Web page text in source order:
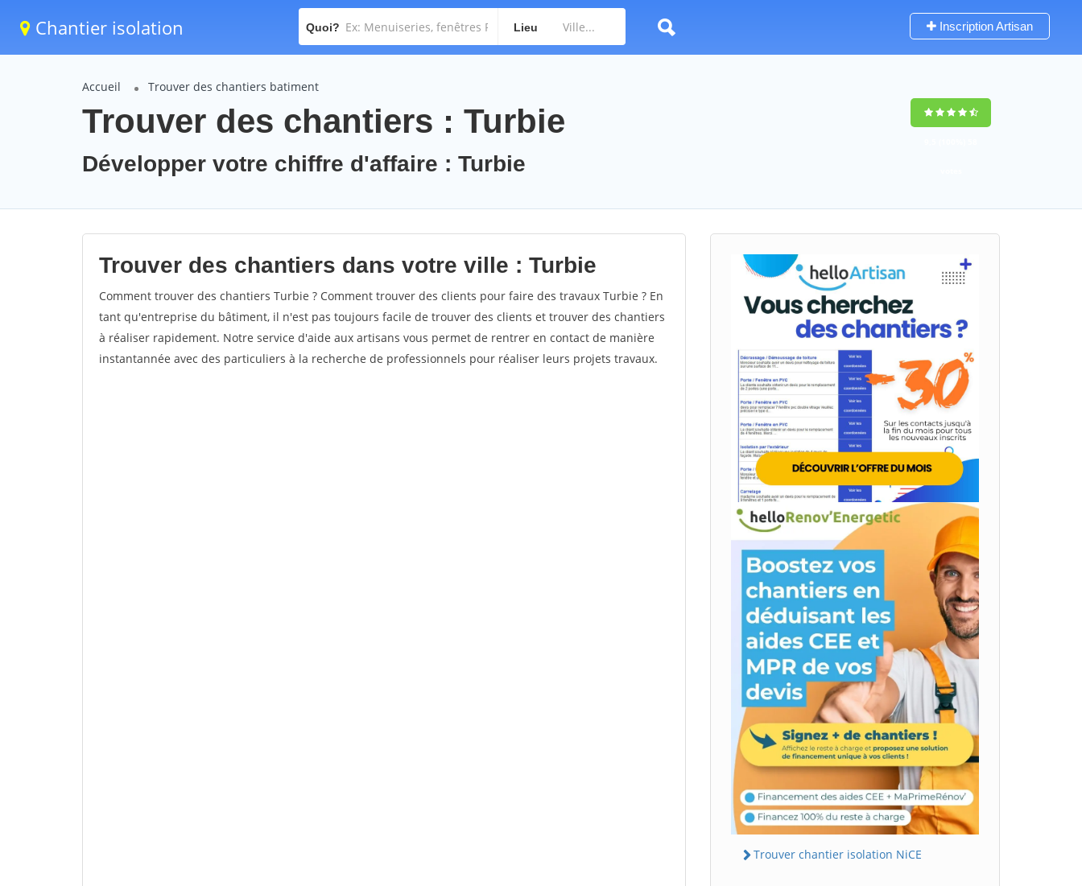
Chantier isolation Quoi? Lieu Inscription Artisan
Accueil Trouver des chantiers batiment
Trouver des chantiers : Turbie
Développer votre chiffre d'affaire : Turbie
Trouver des chantiers dans votre ville : Turbie
Comment trouver des chantiers Turbie ? Comment trouver des clients pour faire des travaux Turbie ? En
tant qu'entreprise du bâtiment, il n'est pas toujours facile de trouver des clients et trouver des chantiers
à réaliser rapidement. Notre service d'aide aux artisans vous permet de rentrer en contact de manière
instantannée avec des particuliers à la recherche de professionnels pour réaliser leurs projets travaux.
Trouver chantier isolation NiCE